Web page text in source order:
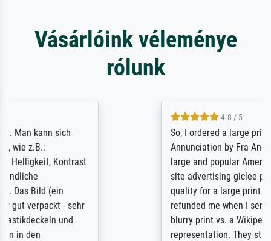
Vásárlóink véleménye
rólunk
So, I ordered a large print of The
Annunciation by Fra Angelico from a very
large and popular American "art/poster"
site advertising giclee print quality. The
quality for a large print was atrocious. They
refunded me when I sent pictures of the
blurry print vs. a Wikipedia commons
representation. They stated they couldn't